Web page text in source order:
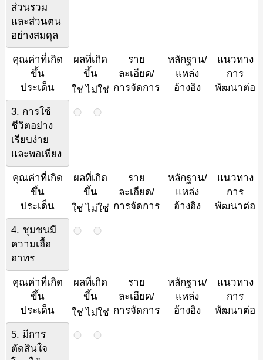
ส่วนรวม
และส่วนตน
อย่างสมดุล
คุณค่าที่เกิด
ขึ้น
ประเด็น
ผลที่เกิด
ขึ้น
ราย
ละเอียด/
การจัดการ
หลักฐาน/
แหล่ง
อ้างอิง
แนวทาง
การ
พัฒนาต่อ
ใช่ ไม่ใช่
3. การใช้
ชีวิตอย่าง
เรียบง่าย
และพอเพียง
คุณค่าที่เกิด
ขึ้น
ประเด็น
ผลที่เกิด
ขึ้น
ราย
ละเอียด/
การจัดการ
หลักฐาน/
แหล่ง
อ้างอิง
แนวทาง
การ
พัฒนาต่อ
ใช่ ไม่ใช่
4. ชุมชนมี
ความเอื้อ
อาทร
คุณค่าที่เกิด
ขึ้น
ประเด็น
ผลที่เกิด
ขึ้น
ราย
ละเอียด/
การจัดการ
หลักฐาน/
แหล่ง
อ้างอิง
แนวทาง
การ
พัฒนาต่อ
ใช่ ไม่ใช่
5. มีการ
ตัดสินใจ